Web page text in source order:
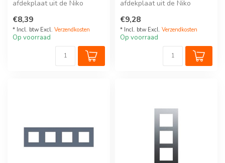
afdekplaat uit de Niko
Deze...
€8,39
* Incl. btw Excl. Verzendkosten
Op voorraad
afdekplaat uit de Niko
Deze v...
€9,28
* Incl. btw Excl. Verzendkosten
Op voorraad